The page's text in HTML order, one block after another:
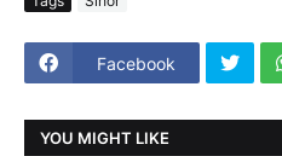
Facebook
YOU MIGHT LIKE